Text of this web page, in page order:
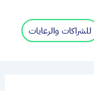
للشراكات والرعايات